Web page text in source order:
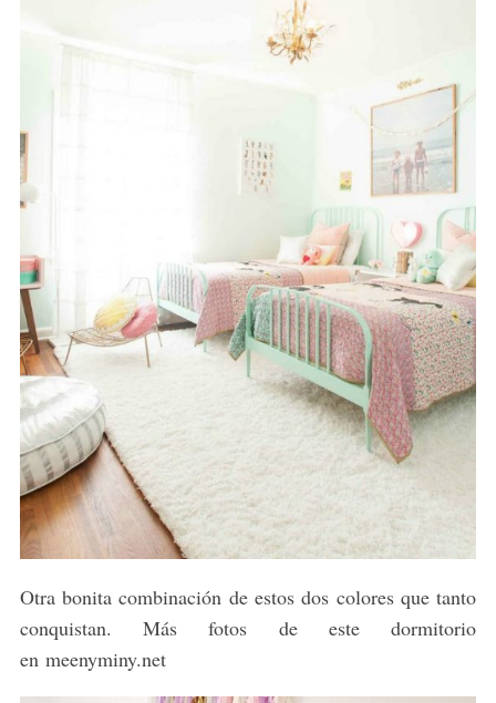
Otra bonita combinación de estos dos colores que tanto
conquistan. Más fotos de este dormitorio
en meenyminy.net